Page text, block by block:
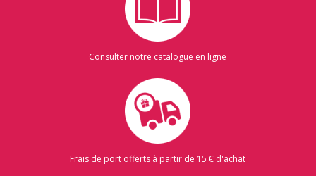
Consulter notre catalogue en ligne
Frais de port offerts à partir de 15 € d'achat